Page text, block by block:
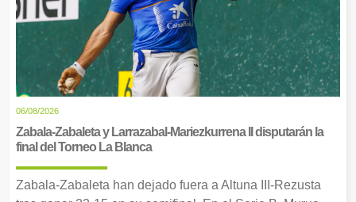
06/08/2026
Zabala-Zabaleta y Larrazabal-Mariezkurrena II disputarán la
final del Torneo La Blanca
Zabala-Zabaleta han dejado fuera a Altuna III-Rezusta